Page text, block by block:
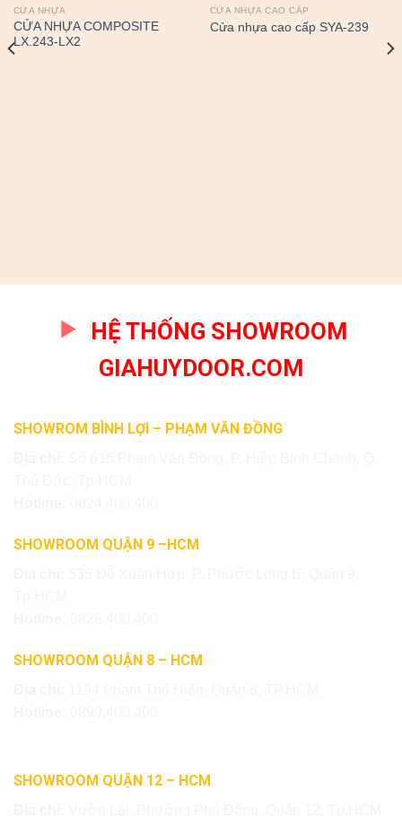
CỬA NHỰA
CỬA NHỰA COMPOSITE
LX.243-LX2
CỬA NHỰA CAO CẤP
Cửa nhựa cao cấp SYA-239
HỆ THỐNG SHOWROOM
GIAHUYDOOR.COM
SHOWROM BÌNH LỢI – PHẠM VĂN ĐỒNG
SHOWROOM QUẬN 9 –HCM
SHOWROOM QUẬN 8 – HCM
SHOWROOM QUẬN 12 – HCM